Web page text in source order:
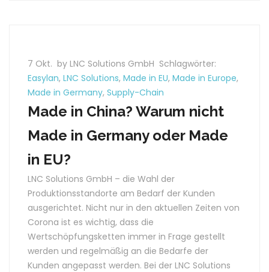
7 Okt. by LNC Solutions GmbH Schlagwörter:
Easylan, LNC Solutions, Made in EU, Made in Europe,
Made in Germany, Supply-Chain
Made in China? Warum nicht
Made in Germany oder Made
in EU?
LNC Solutions GmbH – die Wahl der
Produktionsstandorte am Bedarf der Kunden
ausgerichtet. Nicht nur in den aktuellen Zeiten von
Corona ist es wichtig, dass die
Wertschöpfungsketten immer in Frage gestellt
werden und regelmäßig an die Bedarfe der
Kunden angepasst werden. Bei der LNC Solutions